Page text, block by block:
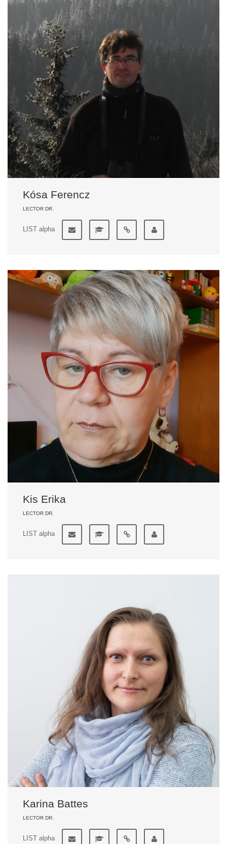
Kósa Ferencz
LECTOR DR.
LIST alpha
Kis Erika
LECTOR DR.
LIST alpha
Karina Battes
LECTOR DR.
LIST alpha